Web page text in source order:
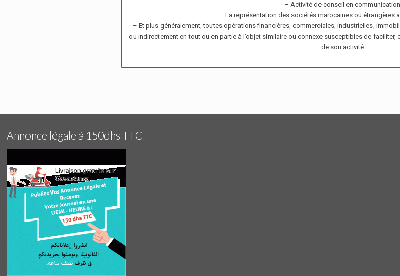
– Activité de conseil en communication
– La représentation des sociétés marocaines ou étrangères
– Et plus généralement, toutes opérations financières, commerciales, industrielles,
ou indirectement en tout ou en partie à l’objet similaire ou connexe susceptibles de
de son activité
Annonce légale à 150dhs TTC